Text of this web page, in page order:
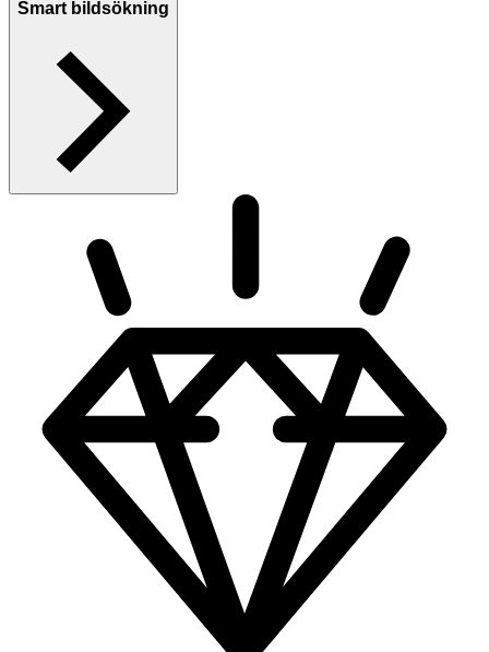
Smart bildsökning